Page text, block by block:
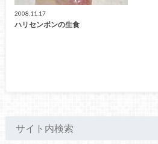
2008.11.17
ハリセンボンの生食